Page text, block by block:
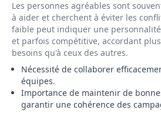
Les personnes agréables sont
à aider et cherchent à éviter les
faible peut indiquer une
et parfois compétitive, accordant
besoins qu'à ceux des autres.
Nécessité de collaborer
équipes.
Importance de maintenir de
garantir une cohérence des